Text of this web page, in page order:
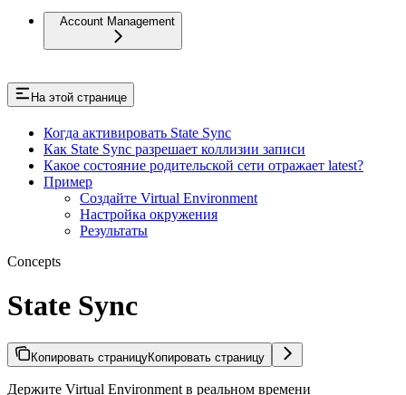
Account Management
На этой странице
Когда активировать State Sync
Как State Sync разрешает коллизии записи
Какое состояние родительской сети отражает latest?
Пример
Создайте Virtual Environment
Настройка окружения
Результаты
Concepts
State Sync
Копировать страницуКопировать страницу
Держите Virtual Environment в реальном времени